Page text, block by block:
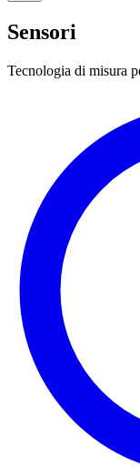
Sensori
Tecnologia di misura